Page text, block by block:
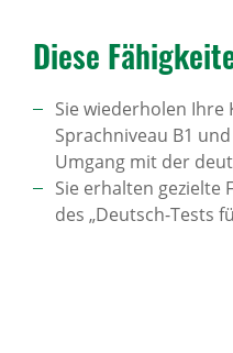
Diese
Sie wiederholen Ihre
Sprachniveau B1
Umgang mit der
Sie erhalten gezielte
des „Deutsch-Tests